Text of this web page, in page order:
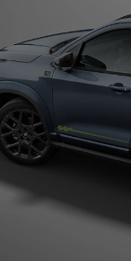
Green criam